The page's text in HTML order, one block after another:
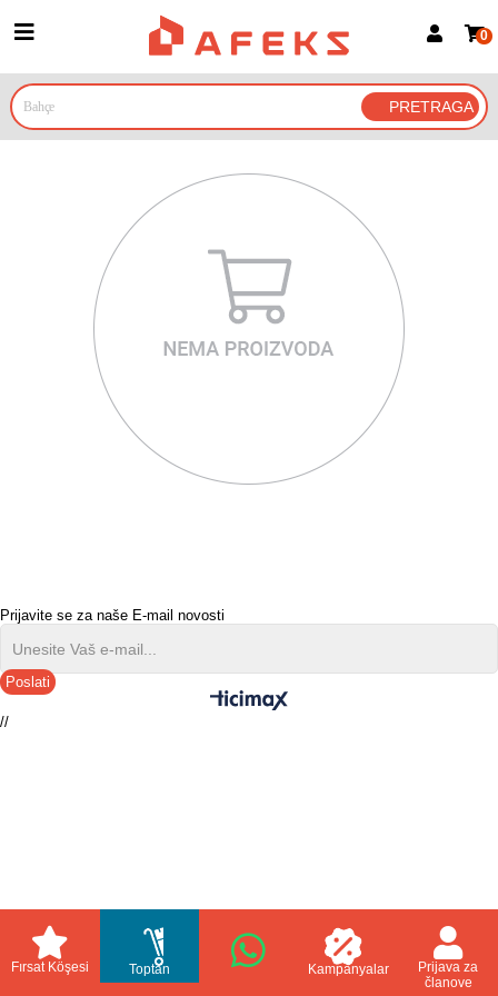
Prijava za članove
Prijavite se Google nalogom
0
Prijavite se za naše E-mail novosti
Poslati
//
Fırsat Köşesi Toptan Kampanyalar
Prijava za
članove